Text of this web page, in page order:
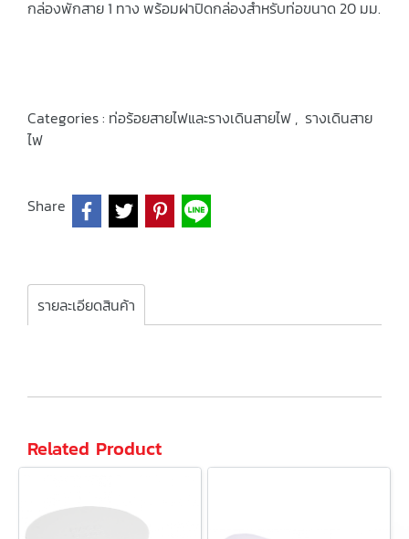
กล่องพักสาย 1 ทาง พร้อมฝาปิดกล่องสำหรับท่อขนาด 20 มม.
Categories : ท่อร้อยสายไฟและรางเดินสายไฟ , รางเดินสาย
ไฟ
Share
รายละเอียดสินค้า
Related Product